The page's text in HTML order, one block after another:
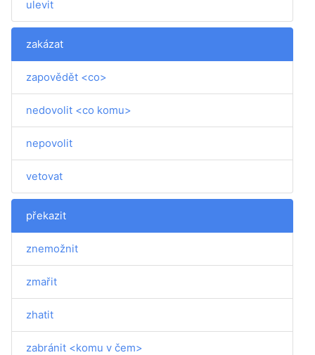
ulevit
zakázat
zapovědět <co>
nedovolit <co komu>
nepovolit
vetovat
překazit
znemožnit
zmařit
zhatit
zabránit <komu v čem>